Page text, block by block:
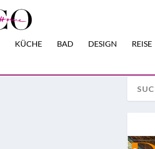
KÜCHE BAD DESIGN
REISE